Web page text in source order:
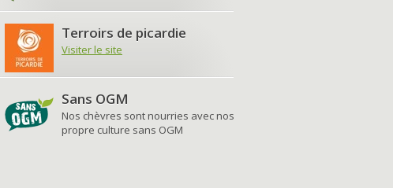
Terroirs de picardie
Visiter le site
Sans OGM
Nos chèvres sont nourries avec nos
propre culture sans OGM